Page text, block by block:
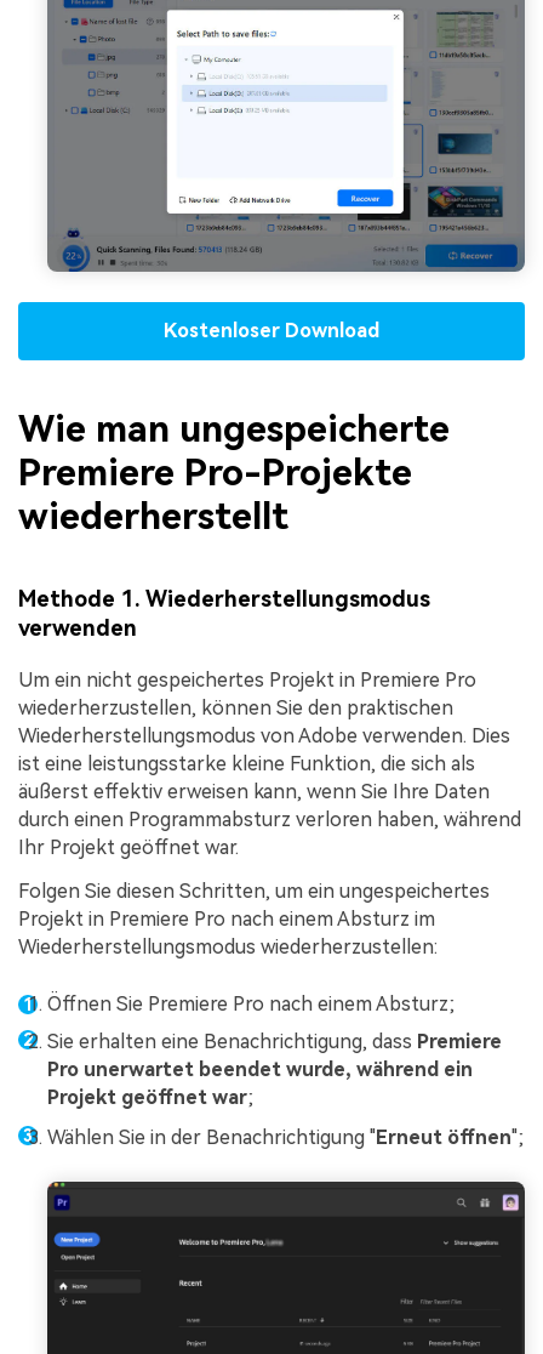
Kostenloser Download
Wie man ungespeicherte
Premiere Pro-Projekte
wiederherstellt
Methode 1. Wiederherstellungsmodus
verwenden
Um ein nicht gespeichertes Projekt in Premiere Pro
wiederherzustellen, können Sie den praktischen
Wiederherstellungsmodus von Adobe verwenden. Dies
ist eine leistungsstarke kleine Funktion, die sich als
äußerst effektiv erweisen kann, wenn Sie Ihre Daten
durch einen Programmabsturz verloren haben, während
Ihr Projekt geöffnet war.
Folgen Sie diesen Schritten, um ein ungespeichertes
Projekt in Premiere Pro nach einem Absturz im
Wiederherstellungsmodus wiederherzustellen:
Öffnen Sie Premiere Pro nach einem Absturz;
Sie erhalten eine Benachrichtigung, dass Premiere
Pro unerwartet beendet wurde, während ein
Projekt geöffnet war;
Wählen Sie in der Benachrichtigung "Erneut öffnen";